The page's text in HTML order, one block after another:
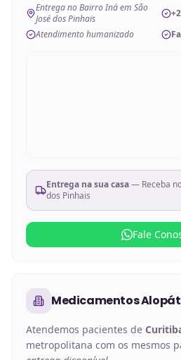
Entrega no Bairro Iná em São
José dos Pinhais
Atendimento humanizado
Entrega na sua casa— Receba
dos Pinhais
Fale
Medicamentos
Atendemos pacientes de
metropolitana com os mesmos